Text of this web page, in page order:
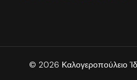
© 2026 Καλογεροπούλειο